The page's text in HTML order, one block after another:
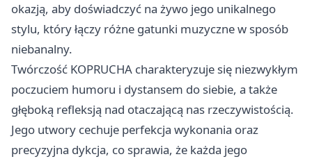
okazją, aby doświadczyć na żywo jego unikalnego
stylu, który łączy różne gatunki muzyczne w sposób
niebanalny.
Twórczość KOPRUCHA charakteryzuje się niezwykłym
poczuciem humoru i dystansem do siebie, a także
głęboką refleksją nad otaczającą nas rzeczywistością.
Jego utwory cechuje perfekcja wykonania oraz
precyzyjna dykcja, co sprawia, że każda jego